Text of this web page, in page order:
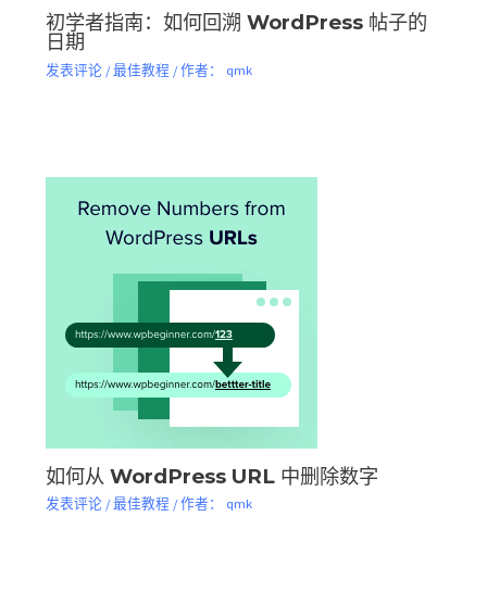
初学者指南：如何回溯 WordPress 帖子的
日期
发表评论 /最佳教程 / 作者： qmk
如何从 WordPress URL 中删除数字
发表评论 /最佳教程 / 作者： qmk